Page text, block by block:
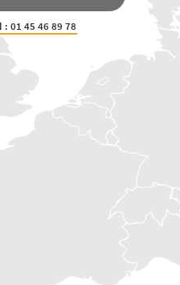
: 01 45 46 89 78